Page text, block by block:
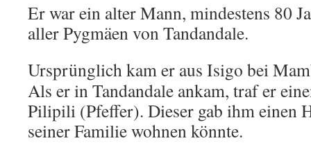
Er war ein alter Mann, mindestens 80
aller Pygmäen von Tandandale.
Ursprünglich kam er aus Isigo bei
Als er in Tandandale ankam, traf er
Pilipili (Pfeffer). Dieser gab ihm einen
seiner Familie wohnen könnte.